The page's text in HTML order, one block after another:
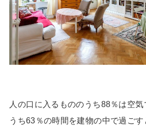
人の口に入るもののうち88％は空
うち63％の時間を建物の中で過ごす